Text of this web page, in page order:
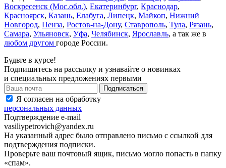
Воскресенск (Мос.обл.), Екатеринбург, Краснодар,
Красноярск, Казань, Елабуга, Липецк, Майкоп, Нижний
Новгород, Пенза, Ростов-на-Дону, Ставрополь, Тула, Рязань,
Самара, Ульяновск, Уфа, Челябинск, Ярославль, а так же в
любом другом городе России.
Будьте в курсе!
Подпишитесь на рассылку и узнавайте о новинках
и специальных предложениях первыми
Я согласен на обработку
персональных данных
Подтверждение e-mail
vasiliypetrovich@yandex.ru
На указанный адрес было отправлено письмо с ссылкой для
подтверждения подписки.
Проверьте ваш почтовый ящик, письмо могло попасть в папку
«спам».